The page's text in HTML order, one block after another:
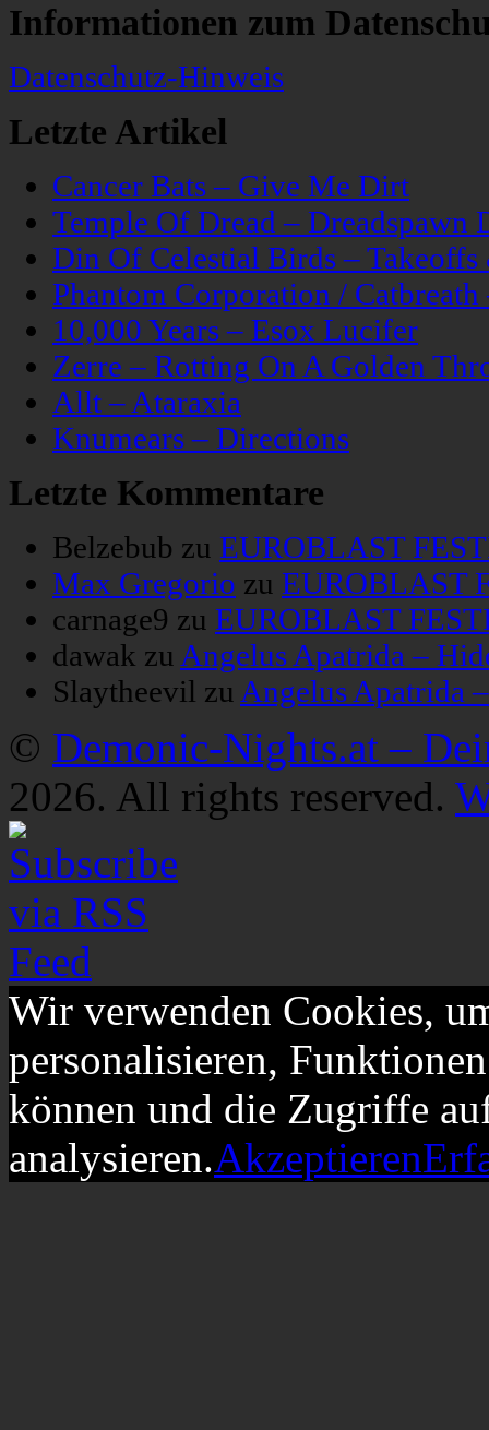
Informationen zum
Datenschutz-Hinweis
Letzte Artikel
Cancer Bats – Give Me Dirt
Temple Of Dread – Dreadspawn
Din Of Celestial Birds –
Phantom Corporation /
10,000 Years – Esox Lucifer
Zerre – Rotting On A Golden
Allt – Ataraxia
Knumears – Directions
Letzte Kommentare
Belzebub zu EUROBLAST
Max Gregorio zu EUROBLAST
carnage9 zu EUROBLAST
dawak zu Angelus Apatrida –
Slaytheevil zu Angelus Apatrida
© Demonic-Nights.at –
2026. All rights reserved.
Wir verwenden Cookies,
personalisieren,
können und die Zugriffe
analysieren.Akzeptieren